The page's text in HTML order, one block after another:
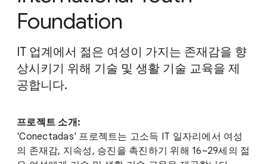
Foundation
IT 업계에서 젊은 여성이 가지는 존재감을 향
상시키기 위해 기술 및 생활 기술 교육을 제
공합니다.
프로젝트 소개:
'Conectadas' 프로젝트는 고소득 IT 일자리에서 여성
의 존재감, 지속성, 승진을 촉진하기 위해 16~29세의 젊